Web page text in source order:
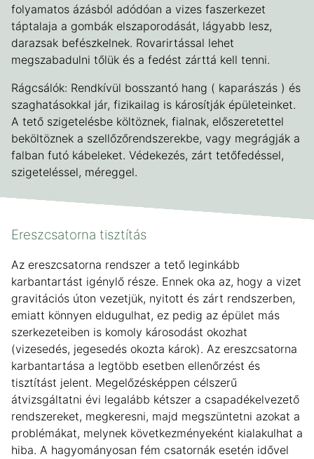
folyamatos ázásból adódóan a vizes faszerkezet
táptalaja a gombák elszaporodását, lágyabb lesz,
darazsak befészkelnek. Rovarirtással lehet
megszabadulni tőlük és a fedést zárttá kell tenni.
Rágcsálók: Rendkívül bosszantó hang ( kaparászás ) és
szaghatásokkal jár, fizikailag is károsítják épületeinket.
A tető szigetelésbe költöznek, fialnak, előszeretettel
beköltöznek a szellőzőrendszerekbe, vagy megrágják a
falban futó kábeleket. Védekezés, zárt tetőfedéssel,
szigeteléssel, méreggel.
Ereszcsatorna tisztítás
Az ereszcsatorna rendszer a tető leginkább
karbantartást igénylő része. Ennek oka az, hogy a vizet
gravitációs úton vezetjük, nyitott és zárt rendszerben,
emiatt könnyen eldugulhat, ez pedig az épület más
szerkezeteiben is komoly károsodást okozhat
(vizesedés, jegesedés okozta károk). Az ereszcsatorna
karbantartása a legtöbb esetben ellenőrzést és
tisztítást jelent. Megelőzésképpen célszerű
átvizsgáltatni évi legalább kétszer a csapadékelvezető
rendszereket, megkeresni, majd megszüntetni azokat a
problémákat, melynek következményeként kialakulhat a
hiba. A hagyományosan fém csatornák esetén idővel